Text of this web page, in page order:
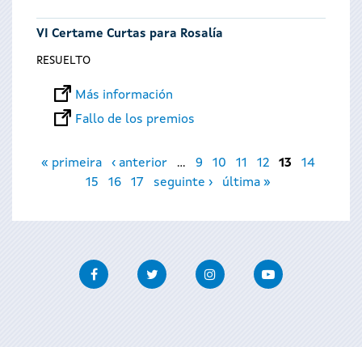
VI Certame Curtas para Rosalía
RESUELTO
Más información
Fallo de los premios
Páginas
« primeira ‹ anterior … 9 10 11 12 13
14
15
16 17 seguinte › última »
FacebookTwitter InstagramYoutube